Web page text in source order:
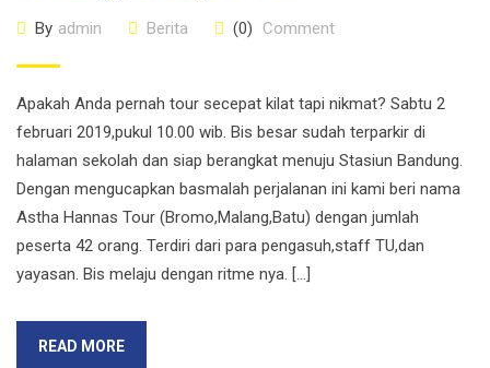
By admin Berita (0) Comment
Apakah Anda pernah tour secepat kilat tapi nikmat? Sabtu 2
februari 2019,pukul 10.00 wib. Bis besar sudah terparkir di
halaman sekolah dan siap berangkat menuju Stasiun Bandung.
Dengan mengucapkan basmalah perjalanan ini kami beri nama
Astha Hannas Tour (Bromo,Malang,Batu) dengan jumlah
peserta 42 orang. Terdiri dari para pengasuh,staff TU,dan
yayasan. Bis melaju dengan ritme nya. […]
READ MORE